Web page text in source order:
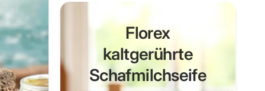
Florex
kaltgerührte
Schafmilchseife